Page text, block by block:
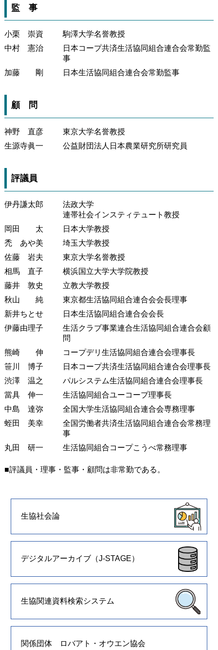
監 事
小栗 崇資
駒澤大学名誉教授
中村 憲治
日本コープ共済生活協同組合連合会常勤監
事
加藤 剛
日本生活協同組合連合会常勤監事
顧 問
神野 直彦
東京大学名誉教授
生源寺眞一
公益財団法人日本農業研究所研究員
評議員
伊丹謙太郎
法政大学
連帯社会インスティテュート教授
岡田 太
日本大学教授
禿 あや美
埼玉大学教授
佐藤 岩夫
東京大学名誉教授
相馬 直子
横浜国立大学大学院教授
藤井 敦史
立教大学教授
秋山 純
東京都生活協同組合連合会会長理事
新井ちとせ
日本生活協同組合連合会会長
伊藤由理子
生活クラブ事業連合生活協同組合連合会顧
問
熊崎 伸
コープデリ生活協同組合連合会理事長
笹川 博子
日本コープ共済生活協同組合連合会理事長
渋澤 温之
パルシステム生活協同組合連合会理事長
當具 伸一
生活協同組合ユーコープ理事長
中島 達弥
全国大学生活協同組合連合会専務理事
蛭田 美幸
全国労働者共済生活協同組合連合会常務理
事
丸田 研一
生活協同組合コープこうべ常務理事
■評議員・理事・監事・顧問は非常勤である。
生協社会論
デジタルアーカイブ（J-STAGE）
生協関連資料検索システム
関係団体 ロバアト・オウエン協会